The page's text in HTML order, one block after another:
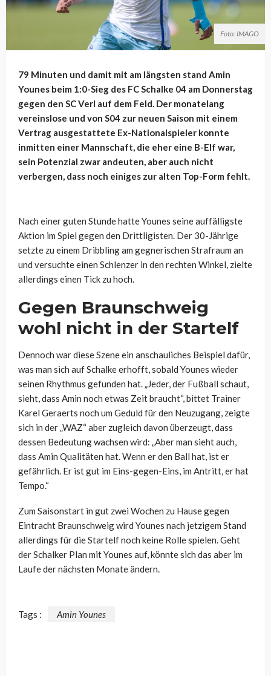
Foto: IMAGO
79 Minuten und damit mit am längsten stand Amin
Younes beim 1:0-Sieg des FC Schalke 04 am Donnerstag
gegen den SC Verl auf dem Feld. Der monatelang
vereinslose und von S04 zur neuen Saison mit einem
Vertrag ausgestattete Ex-Nationalspieler konnte
inmitten einer Mannschaft, die eher eine B-Elf war,
sein Potenzial zwar andeuten, aber auch nicht
verbergen, dass noch einiges zur alten Top-Form fehlt.
Nach einer guten Stunde hatte Younes seine auffälligste
Aktion im Spiel gegen den Drittligisten. Der 30-Jährige
setzte zu einem Dribbling am gegnerischen Strafraum an
und versuchte einen Schlenzer in den rechten Winkel, zielte
allerdings einen Tick zu hoch.
Gegen Braunschweig
wohl nicht in der Startelf
Dennoch war diese Szene ein anschauliches Beispiel dafür,
was man sich auf Schalke erhofft, sobald Younes wieder
seinen Rhythmus gefunden hat.„Jeder, der Fußball schaut,
sieht, dass Amin noch etwas Zeit braucht“, bittet Trainer
Karel Geraerts noch um Geduld für den Neuzugang, zeigte
sich in der „WAZ“ aber zugleich davon überzeugt, dass
dessen Bedeutung wachsen wird: „Aber man sieht auch,
dass Amin Qualitäten hat. Wenn er den Ball hat, ist er
gefährlich. Er ist gut im Eins-gegen-Eins, im Antritt, er hat
Tempo.“
Zum Saisonstart in gut zwei Wochen zu Hause gegen
Eintracht Braunschweig wird Younes nach jetzigem Stand
allerdings für die Startelf noch keine Rolle spielen. Geht
der Schalker Plan mit Younes auf, könnte sich das aber im
Laufe der nächsten Monate ändern.
Tags : Amin Younes